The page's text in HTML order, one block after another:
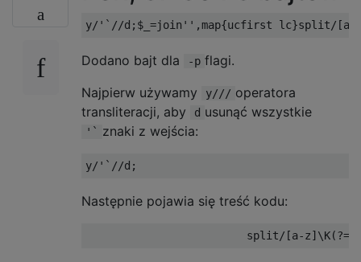
Dodano bajt dla -p flagi.
Najpierw używamy
y/// operatora
transliteracji, aby
d usunąć wszystkie
'` znaki z wejścia:
Następnie pojawia się treść kodu: